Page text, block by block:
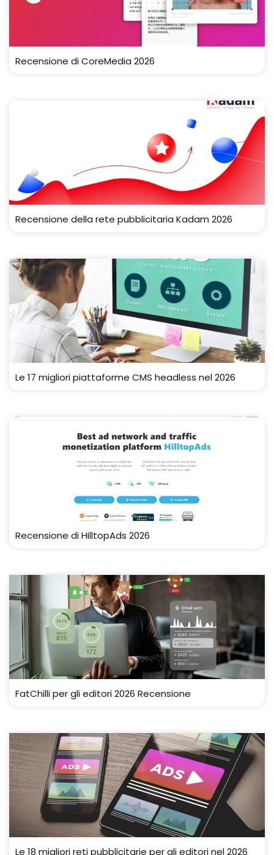
Recensione di CoreMedia 2026
Recensione della rete pubblicitaria Kadam 2026
Le 17 migliori piattaforme CMS headless nel 2026
Recensione di HilltopAds 2026
FatChilli per gli editori 2026 Recensione
Le 18 migliori reti pubblicitarie per gli editori nel 2026